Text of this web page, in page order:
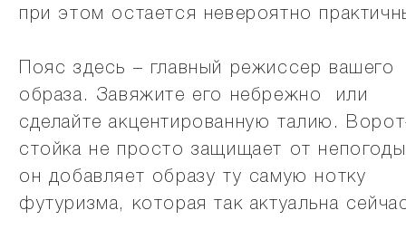
при этом остается невероятно
Пояс здесь – главный режиссер вашего
образа. Завяжите его небрежно или
сделайте акцентированную талию.
стойка не просто защищает от
он добавляет образу ту самую нотку
футуризма, которая так актуальна